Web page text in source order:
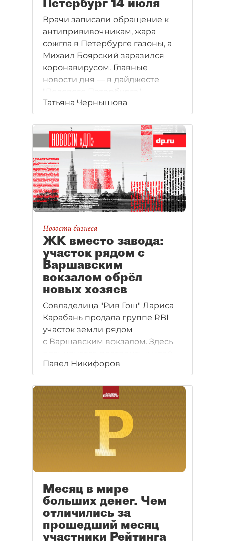
Врачи записали обращение к
антипрививочникам, жара
сожгла в Петербурге газоны, а
Михаил Боярский заразился
коронавирусом. Главные
новости дня — в дайджесте
"Делового Петербурга".
Татьяна Чернышова
Новости бизнеса
ЖК вместо завода:
участок рядом с
Варшавским
вокзалом обрёл
новых хозяев
Совладелица "Рив Гош" Лариса
Карабань продала группе RBI
участок земли рядом
с Варшавским вокзалом. Здесь
комплекс на 20 тыс. м2.
Павел Никифоров
Месяц в мире
больших денег. Чем
отличились за
прошедший месяц
участники Рейтинга